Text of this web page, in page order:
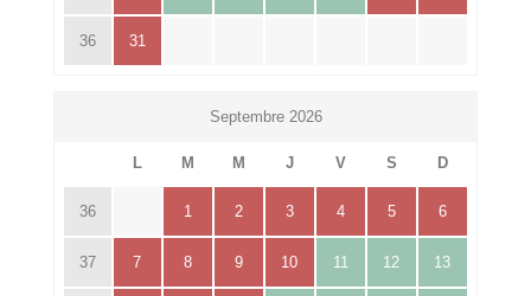
36 31
Septembre 2026
L M M J V S D
36 1 2 3 4 5 6
37 7 8 9 10 11 12 13